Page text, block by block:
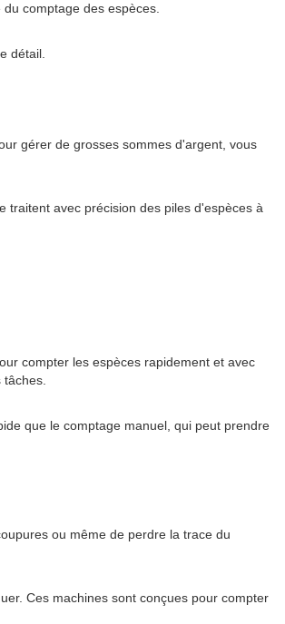
comptage des espèces.
détail.
gérer de grosses sommes d'argent, vous
traitent avec précision des piles d'espèces à
compter les espèces rapidement et avec
que le comptage manuel, qui peut prendre
ou même de perdre la trace du
Ces machines sont conçues pour compter